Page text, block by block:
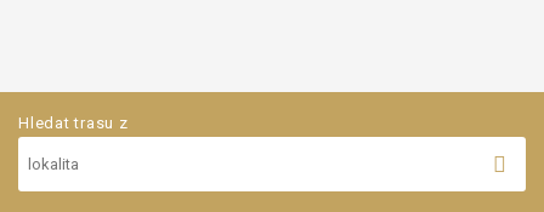
Hledat trasu z